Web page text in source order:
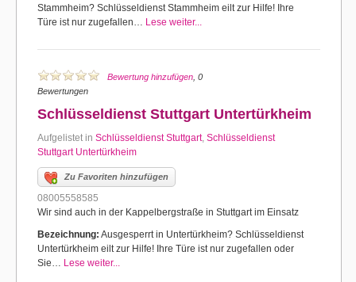
Stammheim? Schlüsseldienst Stammheim eilt zur Hilfe! Ihre
Türe ist nur zugefallen… Lese weiter...
Bewertung hinzufügen , 0
Bewertungen
Schlüsseldienst Stuttgart Untertürkheim
Aufgelistet in Schlüsseldienst Stuttgart, Schlüsseldienst
Stuttgart Untertürkheim
Zu Favoriten hinzufügen
08005558585
Wir sind auch in der Kappelbergstraße in Stuttgart im Einsatz
Bezeichnung: Ausgesperrt in Untertürkheim? Schlüsseldienst
Untertürkheim eilt zur Hilfe! Ihre Türe ist nur zugefallen oder
Sie… Lese weiter...